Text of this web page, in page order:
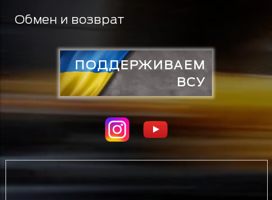
Обмен и возврат
ПОДДЕРЖИВАЕМ
ВСУ